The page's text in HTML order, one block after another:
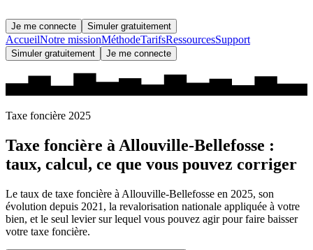
Je me connecte Simuler gratuitement
AccueilNotre missionMéthodeTarifsRessourcesSupport
Simuler gratuitement Je me connecte
Taxe foncière 2025
Taxe foncière àAllouville-Bellefosse :
taux, calcul, ce que vous pouvez corriger
Le taux de taxe foncière à Allouville-Bellefosse en 2025, son
évolution depuis 2021, la revalorisation nationale appliquée à votre
bien, et le seul levier sur lequel vous pouvez agir pour faire baisser
votre taxe foncière.